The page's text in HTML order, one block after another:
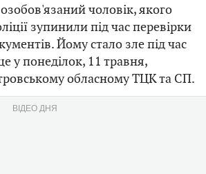
чоловік, якого
зупинили під час перевірки
Йому стало зле під час
у понеділок, 11 травня,
обласному ТЦК та СП.
ВІДЕО ДНЯ